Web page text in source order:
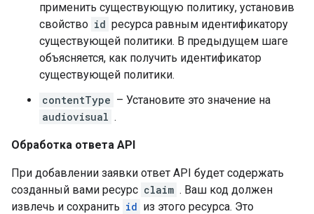
применить существующую политику, установив
свойство id ресурса равным идентификатору
существующей политики. В предыдущем шаге
объясняется, как получить идентификатор
существующей политики.
contentType – Установите это значение на
audiovisual .
Обработка ответа API
При добавлении заявки ответ API будет содержать
созданный вами ресурс claim . Ваш код должен
извлечь и сохранить id из этого ресурса. Это